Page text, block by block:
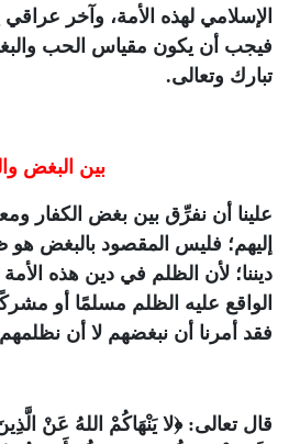
الإسلامي لهذه الأمة، وآخر عراقي
فيجب أن يكون مقياس الحب
تبارك وتعالى.
بين البغض
علينا أن نفرِّق بين بغض الكفار
إليهم؛ فليس المقصود بالبغض
ديننا؛ لأن الظلم في دين هذه
الواقع عليه الظلم مسلمًا أو
فقد أمرنا أن نبغضهم لا أن
قال تعالى:﴿لا يَنْهَاكُمْ اللهُ عَنْ